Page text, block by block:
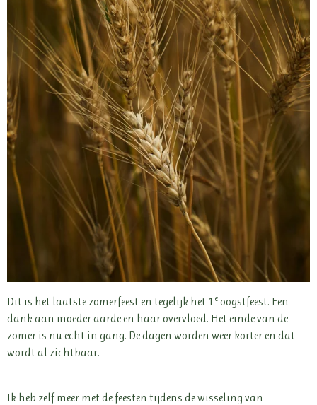
Dit is het laatste zomerfeest en tegelijk het 1 e oogstfeest. Een
dank aan moeder aarde en haar overvloed. Het einde van de
zomer is nu echt in gang. De dagen worden weer korter en dat
wordt al zichtbaar.
Ik heb zelf meer met de feesten tijdens de wisseling van